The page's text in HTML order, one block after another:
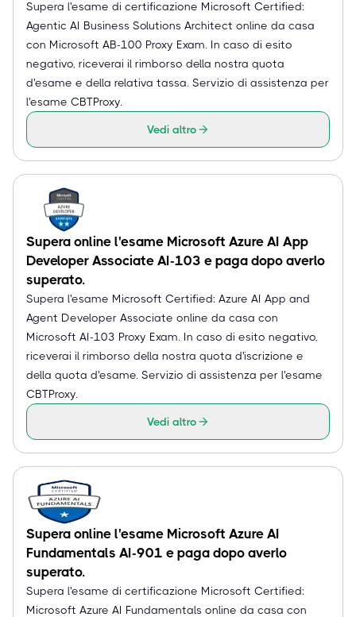
Supera l'esame di certificazione Microsoft Certified:
Agentic AI Business Solutions Architect online da casa
con Microsoft AB-100 Proxy Exam. In caso di esito
negativo, riceverai il rimborso della nostra quota
d'esame e della relativa tassa. Servizio di assistenza per
l'esame CBTProxy.
Vedi altro
Supera online l'esame Microsoft Azure AI App
Developer Associate AI-103 e paga dopo averlo
superato.
Supera l'esame Microsoft Certified: Azure AI App and
Agent Developer Associate online da casa con
Microsoft AI-103 Proxy Exam. In caso di esito negativo,
riceverai il rimborso della nostra quota d'iscrizione e
della quota d'esame. Servizio di assistenza per l'esame
CBTProxy.
Vedi altro
Supera online l'esame Microsoft Azure AI
Fundamentals AI-901 e paga dopo averlo
superato.
Supera l'esame di certificazione Microsoft Certified:
Microsoft Azure AI Fundamentals online da casa con